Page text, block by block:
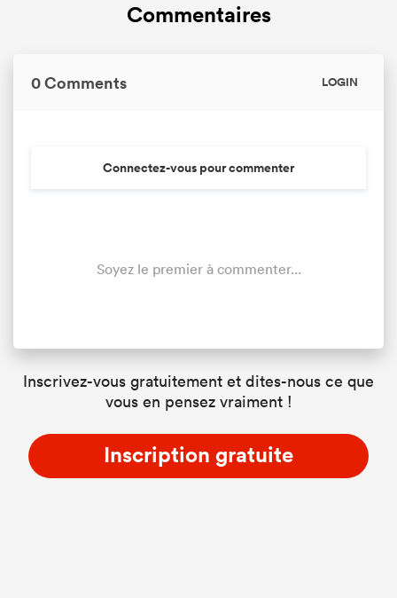
Commentaires
0 Comments LOGIN
Connectez-vous pour commenter
Soyez le premier à commenter...
Inscrivez-vous gratuitement et dites-nous ce que
vous en pensez vraiment !
Inscription gratuite